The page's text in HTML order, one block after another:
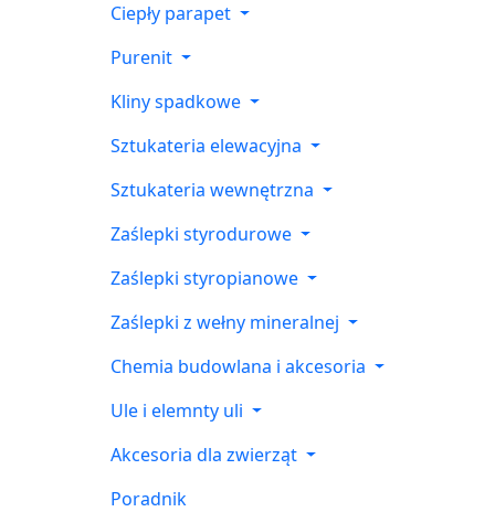
Ciepły parapet
Purenit
Kliny spadkowe
Sztukateria elewacyjna
Sztukateria wewnętrzna
Zaślepki styrodurowe
Zaślepki styropianowe
Zaślepki z wełny mineralnej
Chemia budowlana i akcesoria
Ule i elemnty uli
Akcesoria dla zwierząt
Poradnik